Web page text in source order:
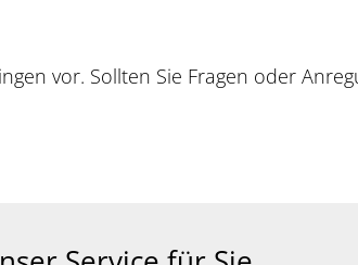
vor. Sollten Sie Fragen oder